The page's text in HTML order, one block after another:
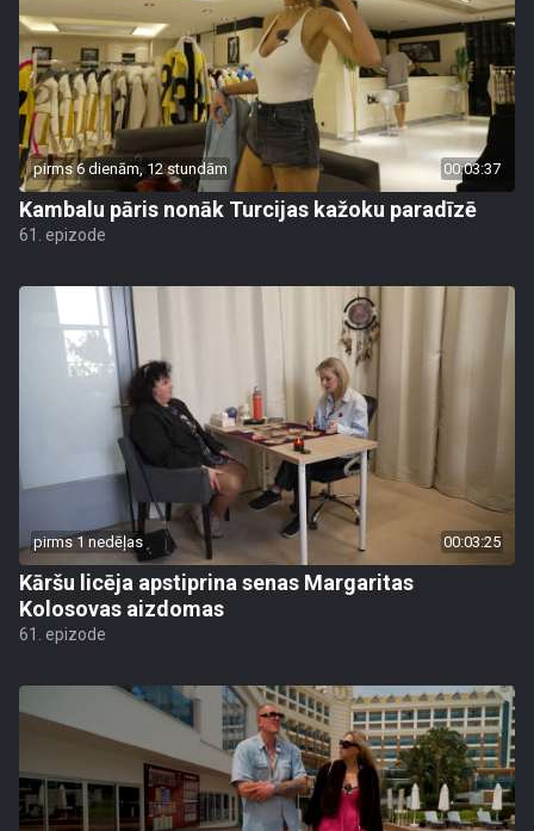
pirms 6 dienām, 12 stundām 00:03:37
Kambalu pāris nonāk Turcijas kažoku paradīzē
61. epizode
pirms 1 nedēļas 00:03:25
Kāršu licēja apstiprina senas Margaritas
Kolosovas aizdomas
61. epizode